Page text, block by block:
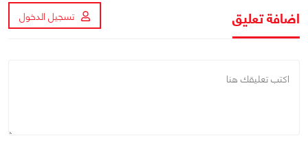
اضافة تعليق تسجيل الدخول